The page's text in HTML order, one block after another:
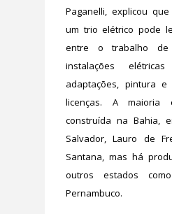
Paganelli, explicou
um trio elétrico pode
entre o trabalho de
instalações
adaptações, pintura
licenças. A maioria
construída na Bahia,
Salvador, Lauro de
Santana, mas há
outros estados
Pernambuco.